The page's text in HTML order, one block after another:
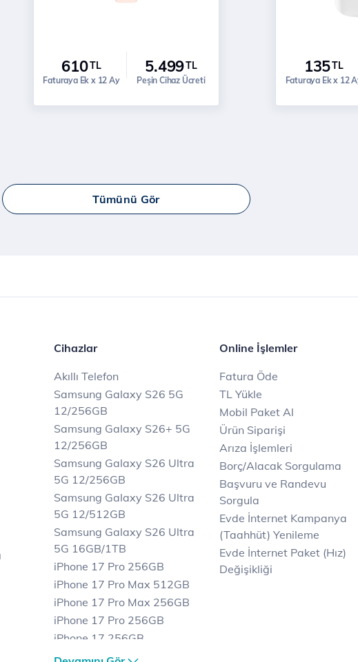
610TL
Faturaya Ek x 12 Ay
5.499TL
Peşin Cihaz Ücreti
135TL
Faturaya Ek x 12
Tümünü Gör
Cihazlar
Akıllı Telefon
Samsung Galaxy S26 5G
12/256GB
Samsung Galaxy S26+ 5G
12/256GB
Samsung Galaxy S26 Ultra
5G 12/256GB
Samsung Galaxy S26 Ultra
5G 12/512GB
Samsung Galaxy S26 Ultra
5G 16GB/1TB
iPhone 17 Pro 256GB
iPhone 17 Pro Max 512GB
iPhone 17 Pro Max 256GB
iPhone 17 Pro 256GB
iPhone 17 256GB
iPhone 17 Air 256GB
Online İşlemler
Fatura Öde
TL Yükle
Mobil Paket Al
Ürün Siparişi
Arıza İşlemleri
Borç/Alacak Sorgulama
Başvuru ve Randevu
Sorgula
Evde İnternet Kampanya
(Taahhüt) Yenileme
Evde İnternet Paket (Hız)
Değişikliği